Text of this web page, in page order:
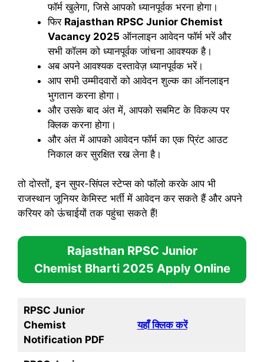
फॉर्म खुलेगा, जिसे आपको ध्यानपूर्वक भरना होगा।
फिर Rajasthan RPSC Junior Chemist
Vacancy 2025 ऑनलाइन आवेदन फॉर्म भरें और
सभी कॉलम को ध्यानपूर्वक जांचना आवश्यक है।
अब अपने आवश्यक दस्तावेज़ ध्यानपूर्वक भरें।
आप सभी उम्मीदवारों को आवेदन शुल्क का ऑनलाइन
भुगतान करना होगा।
और उसके बाद अंत में, आपको सबमिट के विकल्प पर
क्लिक करना होगा।
और अंत में आपको आवेदन फॉर्म का एक प्रिंट आउट
निकाल कर सुरक्षित रख लेना है।
तो दोस्तों, इन सुपर-सिंपल स्टेप्स को फॉलो करके आप भी
राजस्थान जूनियर केमिस्ट भर्ती में आवेदन कर सकते हैं और अपने
करियर को ऊंचाईयों तक पहुंचा सकते हैं!
Rajasthan RPSC Junior
Chemist Bharti 2025 Apply Online
RPSC Junior
Chemist
Notification PDF
यहाँ क्लिक करें